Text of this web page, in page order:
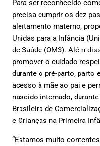
Para ser reconhecido
precisa cumprir os dez
aleitamento materno,
Unidas para a Infância
de Saúde (OMS). Além
promover o cuidado
durante o pré-parto, parto
acesso à mãe ao pai e
nascido internado,
Brasileira de
e Crianças na Primeira
“Estamos muito